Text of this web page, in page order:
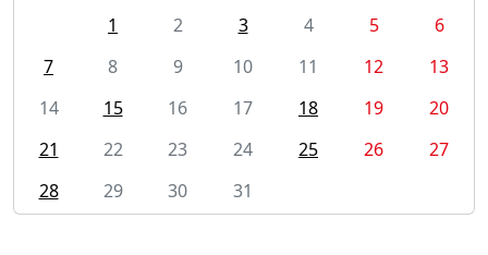
1
2 3 4 5
6
7
8 9 10 11 12
13
14
15 16 17 18 19
20
21
22 23 24 25 26
27
28
29 30 31